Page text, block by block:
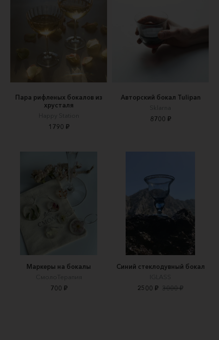
Пара рифленых бокалов из
хрусталя
Happy Station
1790 ₽
Авторский бокал Tulipan
Sklarna
8700 ₽
Маркеры на бокалы
СмолоТерапия
700 ₽
Синий стеклодувный бокал
IGLASS
2500 ₽ 3000 ₽